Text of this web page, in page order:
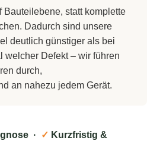
Bauteilebene, statt komplette
Dadurch sind unsere
deutlich günstiger als bei
welcher Defekt – wir führen
durch,
an nahezu jedem Gerät.
· ✓ Kurzfristig &